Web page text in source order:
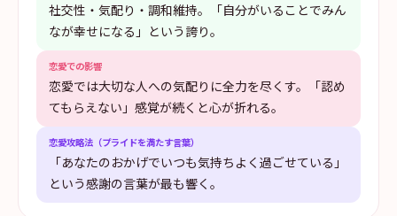
社交性・気配り・調和維持。「自分がいることでみん
なが幸せになる」という誇り。
恋愛での影響
恋愛では大切な人への気配りに全力を尽くす。「認め
てもらえない」感覚が続くと心が折れる。
恋愛攻略法（プライドを満たす言葉）
「あなたのおかげでいつも気持ちよく過ごせている」
という感謝の言葉が最も響く。